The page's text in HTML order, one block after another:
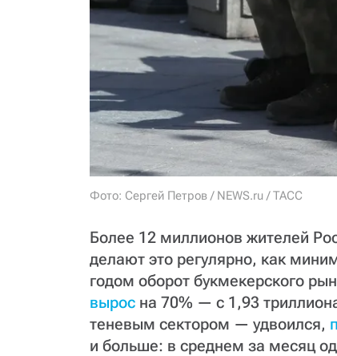
Фото: Сергей Петров / NEWS.ru / TACC
Более 12 миллионов жителей
делают это регулярно, как
годом оборот букмекерского
вырос на 70% — с 1,93
теневым сектором — удвоился,
и больше: в среднем за месяц